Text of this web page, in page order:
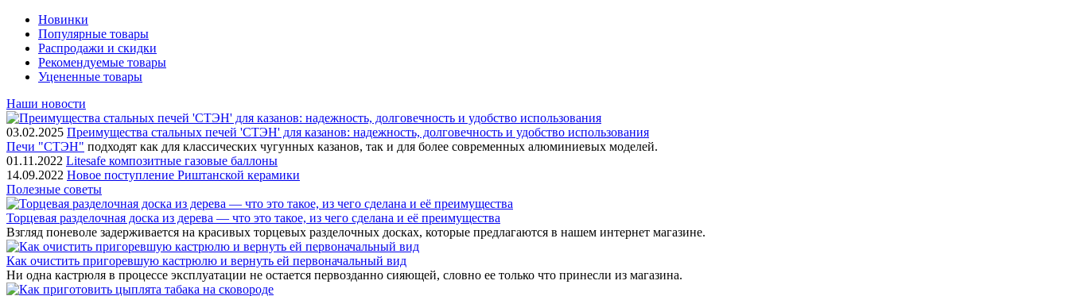
Новинки
Популярные товары
Распродажи и скидки
Рекомендуемые товары
Уцененные товары
Наши новости
03.02.2025 Преимущества стальных печей 'СТЭН' для казанов: надежность, долговечность и удобство использования
Печи "СТЭН" подходят как для классических чугунных казанов, так и для более современных алюминиевых моделей.
01.11.2022 Litesafe композитные газовые баллоны
14.09.2022 Новое поступление Риштанской керамики
Полезные советы
Торцевая разделочная доска из дерева — что это такое, из чего сделана и её преимущества
Взгляд поневоле задерживается на красивых торцевых разделочных досках, которые предлагаются в нашем интернет магазине.
Как очистить пригоревшую кастрюлю и вернуть ей первоначальный вид
Ни одна кастрюля в процессе эксплуатации не остается первозданно сияющей, словно ее только что принесли из магазина.